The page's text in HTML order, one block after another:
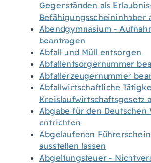
Gegenständen als
Befähigungsscheininhaber
Abendgymnasium -
beantragen
Abfall und Müll entsorgen
Abfallentsorgernummer
Abfallerzeugernummer
Abfallwirtschaftliche
Kreislaufwirtschaftsgesetz
Abgabe für den Deutschen
entrichten
Abgelaufenen
ausstellen lassen
Abgeltungsteuer -